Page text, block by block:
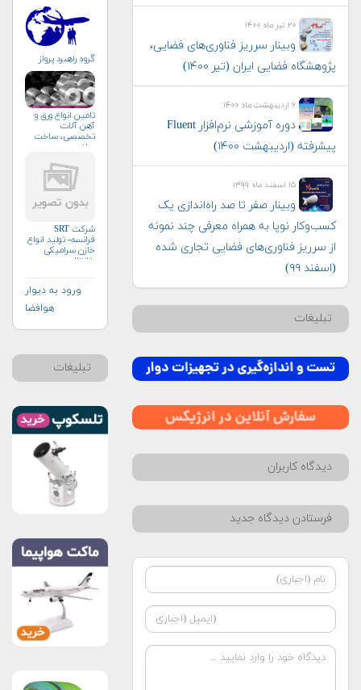
۲۰ تیر ماه ۱۴۰۰
وبینار سرریز فناوری‌های فضایی،
پژوهشگاه فضایی ایران (تیر ۱۴۰۰)
۶ اردیبهشت ماه ۱۴۰۰
دوره آموزشی نرم‌افزار Fluent
پیشرفته (اردیبهشت ۱۴۰۰)
۱۵ اسفند ماه ۱۳۹۹
وبینار صفر تا صد راه‌اندازی یک
كسب‌وكار نوپا به همراه معرفی چند نمونه
از سرريز فناوری‌های فضایی تجاری شده
(اسفند ۹۹)
تبلیغات
دیدگاه کاربران
فرستادن دیدگاه جدید
گروه راهبرد پرواز
تامین انواع ورق و
آهن آلات
تخصصی، ساخت
سازه
شرکت SRT
فرانسه- تولید انواع
خازن سرامیکی
وتانتال
ورود به دیوار
هوافضا
تبلیغات